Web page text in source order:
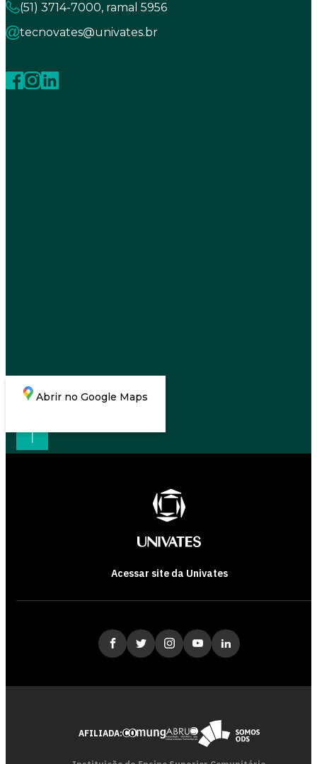
(51) 3714-7000, ramal 5956
tecnovates@univates.br
Abrir no Google Maps
Acessar site da Univates
AFILIADA: